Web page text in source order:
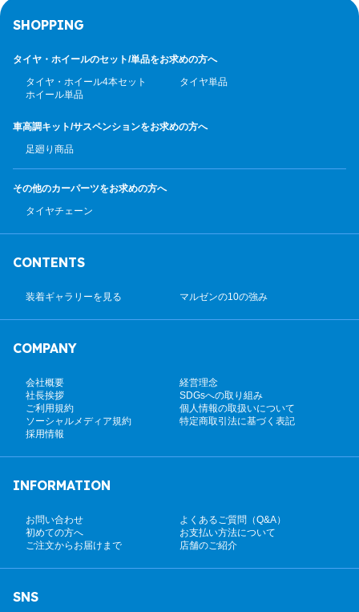
SHOPPING
タイヤ・ホイールのセット/単品をお求めの方へ
タイヤ・ホイール4本セット
タイヤ単品
ホイール単品
車高調キット/サスペンションをお求めの方へ
足廻り商品
その他のカーパーツをお求めの方へ
タイヤチェーン
CONTENTS
装着ギャラリーを見る マルゼンの10の強み
COMPANY
会社概要
経営理念
社長挨拶
SDGsへの取り組み
ご利用規約
個人情報の取扱いについて
ソーシャルメディア規約
特定商取引法に基づく表記
採用情報
INFORMATION
お問い合わせ
よくあるご質問（Q&A）
初めての方へ
お支払い方法について
ご注文からお届けまで
店舗のご紹介
SNS